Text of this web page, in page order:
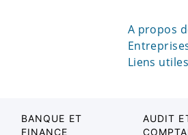
A propos
Liens utiles
BANQUE ET
FINANCE
AUDIT